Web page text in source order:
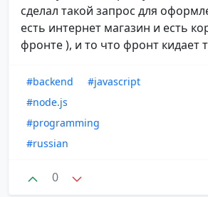
сделал такой запрос для
есть интернет магазин и есть
фронте ), и то что фронт кидает
#backend
#javascript
#node.js
#programming
#russian
0